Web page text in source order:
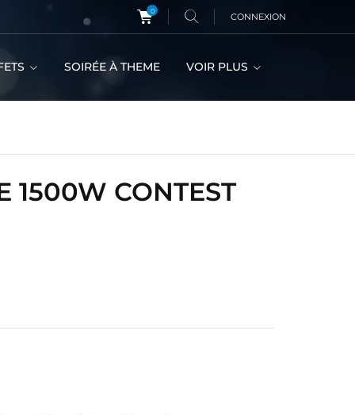
0 CONNEXION
SOIRÉE À THEME VOIR PLUS
1500W CONTEST